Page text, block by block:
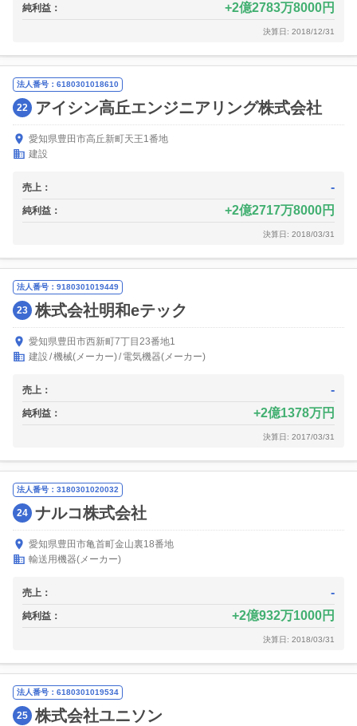
純利益： 2億2783万8000円
決算日: 2018/12/31
法人番号：6180301018610
22 アイシン高丘エンジニアリング株式会社
愛知県豊田市高丘新町天王1番地
建設
売上： -
純利益： 2億2717万8000円
決算日: 2018/03/31
法人番号：9180301019449
23 株式会社明和eテック
愛知県豊田市西新町7丁目23番地1
建設 機械(メーカー) 電気機器(メーカー)
売上： -
純利益： 2億1378万円
決算日: 2017/03/31
法人番号：3180301020032
24 ナルコ株式会社
愛知県豊田市亀首町金山裏18番地
輸送用機器(メーカー)
売上： -
純利益： 2億932万1000円
決算日: 2018/03/31
法人番号：6180301019534
25 株式会社ユニソン